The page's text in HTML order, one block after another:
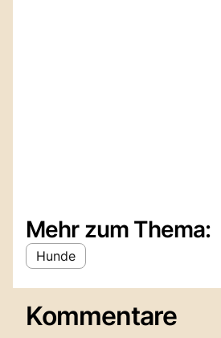
Mehr zum Thema:
Hunde
Kommentare